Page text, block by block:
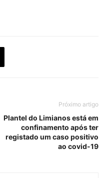
Próximo artigo
Plantel do Limianos está em
confinamento após ter
registado um caso positivo
ao covid-19